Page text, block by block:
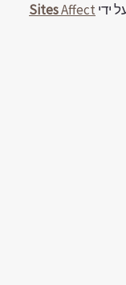
SitesAffect